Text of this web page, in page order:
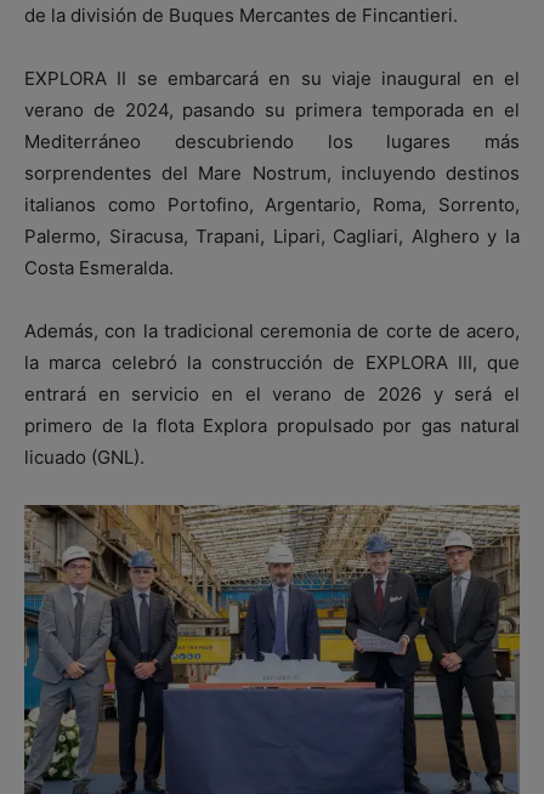
de la división de Buques Mercantes de Fincantieri.
EXPLORA II se embarcará en su viaje inaugural en el
verano de 2024, pasando su primera temporada en el
Mediterráneo descubriendo los lugares más
sorprendentes del Mare Nostrum, incluyendo destinos
italianos como Portofino, Argentario, Roma, Sorrento,
Palermo, Siracusa, Trapani, Lipari, Cagliari, Alghero y la
Costa Esmeralda.
Además, con la tradicional ceremonia de corte de acero,
la marca celebró la construcción de EXPLORA III, que
entrará en servicio en el verano de 2026 y será el
primero de la flota Explora propulsado por gas natural
licuado (GNL).